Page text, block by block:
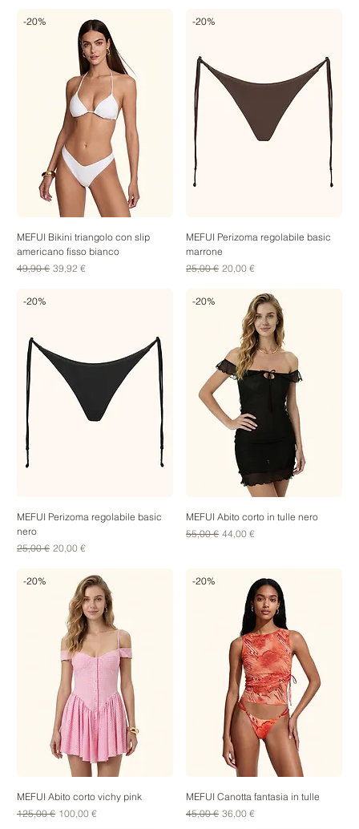
-20%
MEFUI Bikini triangolo con slip
americano fisso bianco
Prezzo regolare
49,90 € Prezzo scontato
39,92 €
-20%
MEFUI Perizoma regolabile basic
marrone
Prezzo regolare
25,00 € Prezzo scontato
20,00 €
-20%
MEFUI Perizoma regolabile basic
nero
Prezzo regolare
25,00 € Prezzo scontato
20,00 €
-20%
MEFUI Abito corto in tulle nero
Prezzo regolare
55,00 € Prezzo scontato
44,00 €
-20%
MEFUI Abito corto vichy pink
Prezzo regolare
125,00 € Prezzo scontato
100,00 €
-20%
MEFUI Canotta fantasia in tulle
Prezzo regolare
45,00 € Prezzo scontato
36,00 €